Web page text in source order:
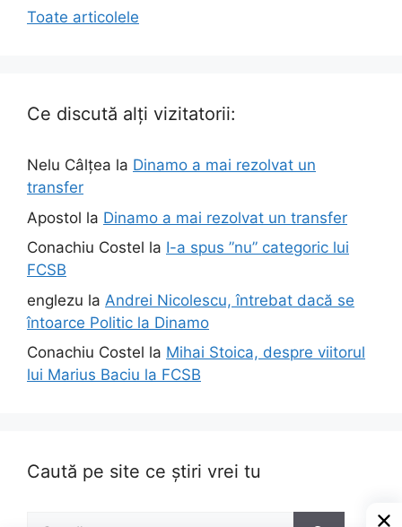
Toate articolele
Ce discută alți vizitatorii:
Nelu Câlțea la Dinamo a mai rezolvat un
transfer
Apostol la Dinamo a mai rezolvat un transfer
Conachiu Costel la I-a spus ”nu” categoric lui
FCSB
englezu la Andrei Nicolescu, întrebat dacă se
întoarce Politic la Dinamo
Conachiu Costel la Mihai Stoica, despre viitorul
lui Marius Baciu la FCSB
Caută pe site ce știri vrei tu
Caută